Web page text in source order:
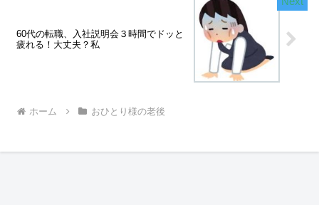
60代の転職、入社説明会３時間でドッと
疲れる！大丈夫？私
ホーム おひとり様の老後